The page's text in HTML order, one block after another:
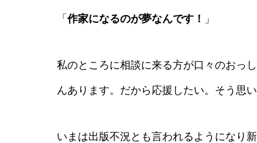
「作家になるのが夢なんです！ 」
私のところに相談に来る方が口々のおっ
んあります。だから応援したい。そう思
いまは出版不況とも言われるようになり